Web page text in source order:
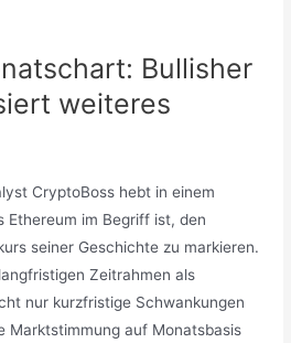
Bullisher
weiteres
CryptoBoss hebt in einem
Ethereum im Begriff ist, den
seiner Geschichte zu markieren.
Zeitrahmen als
nur kurzfristige Schwankungen
Marktstimmung auf Monatsbasis